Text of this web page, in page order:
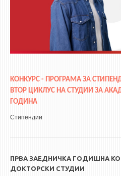
КОНКУРС - ПРОГРАМА ЗА
ВТОР ЦИКЛУС НА СТУДИИ ЗА
ГОДИНА
Стипендии
ПРВА ЗАЕДНИЧКА ГОДИШНА
ДОКТОРСКИ СТУДИИ